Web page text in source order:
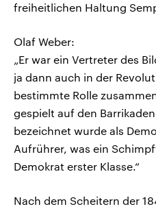
freiheitlichen Haltung
Olaf Weber:
„Er war ein Vertreter des
ja dann auch in der
bestimmte Rolle
gespielt auf den
bezeichnet wurde als
Aufrührer, was ein
Demokrat erster Klasse.“
Nach dem Scheitern der